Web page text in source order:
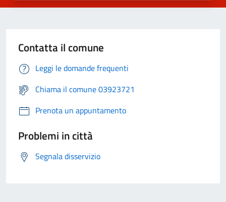
Contatta il comune
Leggi le domande frequenti
Chiama il comune 03923721
Prenota un appuntamento
Problemi in città
Segnala disservizio